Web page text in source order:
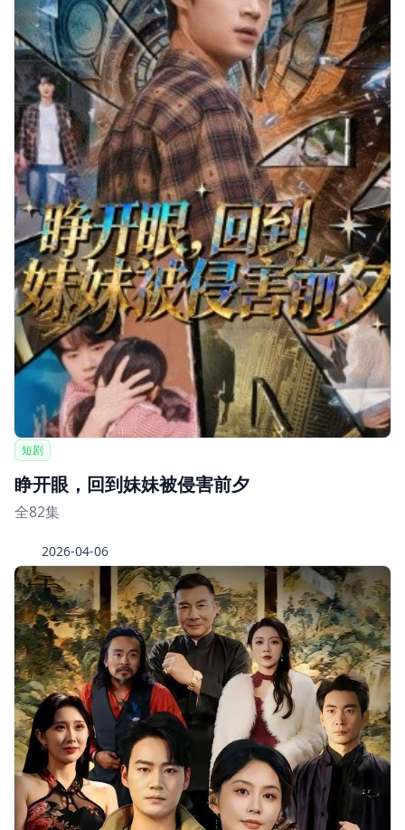
短剧
睁开眼，回到妹妹被侵害前夕
全82集
2026-04-06